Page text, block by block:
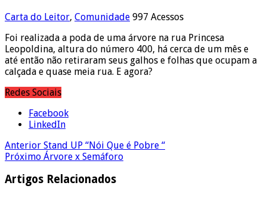
Carta do Leitor, Comunidade 997 Acessos
Foi realizada a poda de uma árvore na rua Princesa
Leopoldina, altura do número 400, há cerca de um mês e
até então não retiraram seus galhos e folhas que ocupam a
calçada e quase meia rua. E agora?
Redes Sociais
Facebook
LinkedIn
Anterior Stand UP “Nói Que é Pobre “
Próximo Árvore x Semáforo
Artigos Relacionados